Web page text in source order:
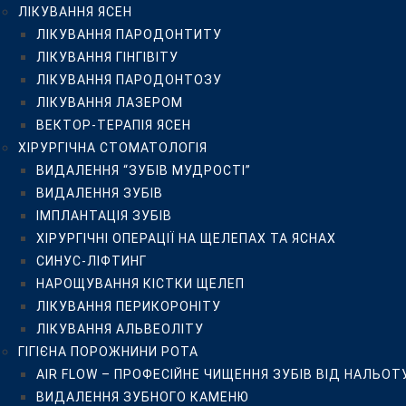
СИНУС-ЛІФТИНГ
НАРОЩУВАННЯ КІСТКИ ЩЕЛЕП
ЛІКУВАННЯ ПЕРИКОРОНІТУ
ЛІКУВАННЯ АЛЬВЕОЛІТУ
ГІГІЄНА ПОРОЖНИНИ РОТА
AIR FLOW – ПРОФЕСІЙНЕ ЧИЩЕННЯ ЗУБІВ ВІД
ВИДАЛЕННЯ ЗУБНОГО КАМЕНЮ
ДІАГНОСТИКА ЗУБІВ DIAGNODENT KAVO
ОЗОНОТЕРАПІЯ HEALOZONE
ДИТЯЧА СТОМАТОЛОГІЯ
БЕЗБОЛІСНЕ ВИДАЛЕННЯ МОЛОЧНИХ ЗУБІВ
ЗОВНІШНЯ ГЕРМЕТИЗАЦІЯ ФІСУР ПОСТІЙНИХ І
ЛІКУВАННЯ МОЛОЧНИХ ЗУБІВ БЕЗ БОЛЮ
ДИТЯЧИЙ ОРТОДОНТ
ОРТОДОНТИЧНЕ ЛІКУВАННЯ
ВСТАНОВЛЕННЯ БРЕКЕТІВ В КИЄВІ
МЕТАЛЕВІ БРЕКЕТИ
КЕРАМІЧНІ БРЕКЕТИ
ЛІКУВАННЯ ЯСЕН
ЛІКУВАННЯ ПАРОДОНТИТУ
ЛІКУВАННЯ ГІНГІВІТУ
ЛІКУВАННЯ ПАРОДОНТОЗУ
ЛІКУВАННЯ ЛАЗЕРОМ
ВЕКТОР-ТЕРАПІЯ ЯСЕН
ХІРУРГІЧНА СТОМАТОЛОГІЯ
ВИДАЛЕННЯ “ЗУБІВ МУДРОСТІ”
ВИДАЛЕННЯ ЗУБІВ
ІМПЛАНТАЦІЯ ЗУБІВ
ХІРУРГІЧНІ ОПЕРАЦІЇ НА ЩЕЛЕПАХ ТА ЯСНАХ
СИНУС-ЛІФТИНГ
НАРОЩУВАННЯ КІСТКИ ЩЕЛЕП
ЛІКУВАННЯ ПЕРИКОРОНІТУ
ЛІКУВАННЯ АЛЬВЕОЛІТУ
ГІГІЄНА ПОРОЖНИНИ РОТА
AIR FLOW – ПРОФЕСІЙНЕ ЧИЩЕННЯ ЗУБІВ ВІД
ВИДАЛЕННЯ ЗУБНОГО КАМЕНЮ